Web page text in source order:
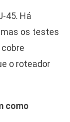
45. Há
mas os testes
o roteador
como